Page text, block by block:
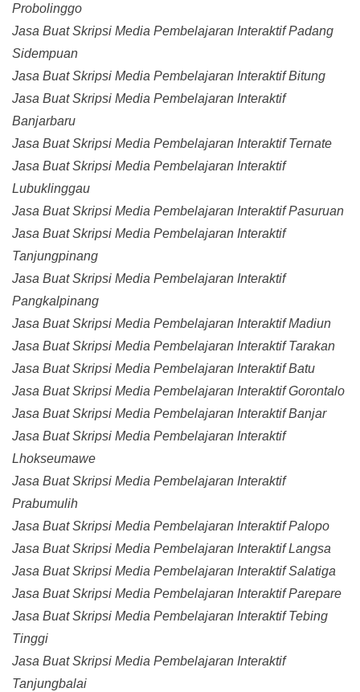
Probolinggo
Jasa Buat Skripsi Media Pembelajaran Interaktif Padang
Sidempuan
Jasa Buat Skripsi Media Pembelajaran Interaktif Bitung
Jasa Buat Skripsi Media Pembelajaran Interaktif
Banjarbaru
Jasa Buat Skripsi Media Pembelajaran Interaktif Ternate
Jasa Buat Skripsi Media Pembelajaran Interaktif
Lubuklinggau
Jasa Buat Skripsi Media Pembelajaran Interaktif Pasuruan
Jasa Buat Skripsi Media Pembelajaran Interaktif
Tanjungpinang
Jasa Buat Skripsi Media Pembelajaran Interaktif
Pangkalpinang
Jasa Buat Skripsi Media Pembelajaran Interaktif Madiun
Jasa Buat Skripsi Media Pembelajaran Interaktif Tarakan
Jasa Buat Skripsi Media Pembelajaran Interaktif Batu
Jasa Buat Skripsi Media Pembelajaran Interaktif Gorontalo
Jasa Buat Skripsi Media Pembelajaran Interaktif Banjar
Jasa Buat Skripsi Media Pembelajaran Interaktif
Lhokseumawe
Jasa Buat Skripsi Media Pembelajaran Interaktif
Prabumulih
Jasa Buat Skripsi Media Pembelajaran Interaktif Palopo
Jasa Buat Skripsi Media Pembelajaran Interaktif Langsa
Jasa Buat Skripsi Media Pembelajaran Interaktif Salatiga
Jasa Buat Skripsi Media Pembelajaran Interaktif Parepare
Jasa Buat Skripsi Media Pembelajaran Interaktif Tebing
Tinggi
Jasa Buat Skripsi Media Pembelajaran Interaktif
Tanjungbalai